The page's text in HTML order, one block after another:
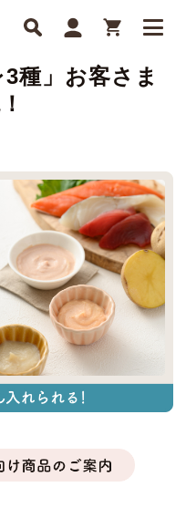
種」お客さま